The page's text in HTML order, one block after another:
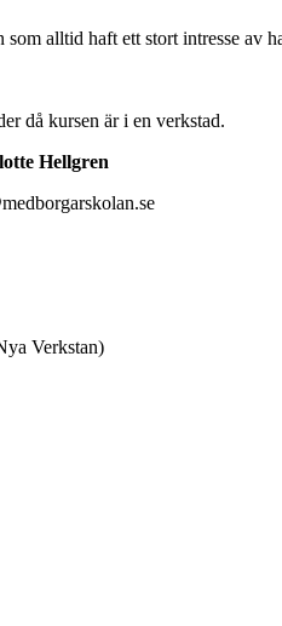
alltid haft ett stort intresse av
då kursen är i en verkstad.
Hellgren
Verkstan)